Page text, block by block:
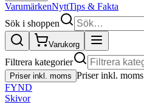
VarumärkenNyttTips & Fakta
Sök i shoppen
Varukorg
Filtrera kategorier
Priser inkl. moms Priser inkl. moms
FYND
Skivor